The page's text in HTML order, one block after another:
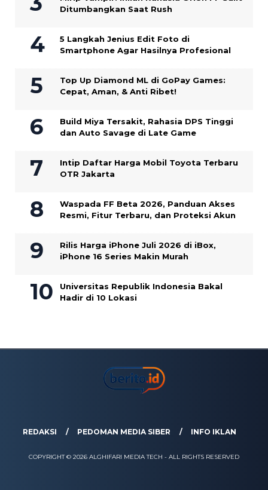
Ditumbangkan Saat Rush
5 Langkah Jenius Edit Foto di
Smartphone Agar Hasilnya Profesional
Top Up Diamond ML di GoPay Games:
Cepat, Aman, & Anti Ribet!
Build Miya Tersakit, Rahasia DPS Tinggi
dan Auto Savage di Late Game
Intip Daftar Harga Mobil Toyota Terbaru
OTR Jakarta
Waspada FF Beta 2026, Panduan Akses
Resmi, Fitur Terbaru, dan Proteksi Akun
Rilis Harga iPhone Juli 2026 di iBox,
iPhone 16 Series Makin Murah
Universitas Republik Indonesia Bakal
Hadir di 10 Lokasi
REDAKSI PEDOMAN MEDIA SIBER INFO IKLAN
COPYRIGHT © 2026 ALGHIFARI MEDIA TECH - ALL RIGHTS RESERVED